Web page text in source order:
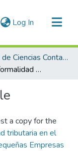
Log In (current)
Facultad de Ciencias Contables y Financieras
Influencia de la formalidad tributaria en el crecimiento económico de las Micro y Pequeñas Empresas Comerciales del Distrito de Puno - Perú 2024
a copy for the
tributaria en el
Empresas